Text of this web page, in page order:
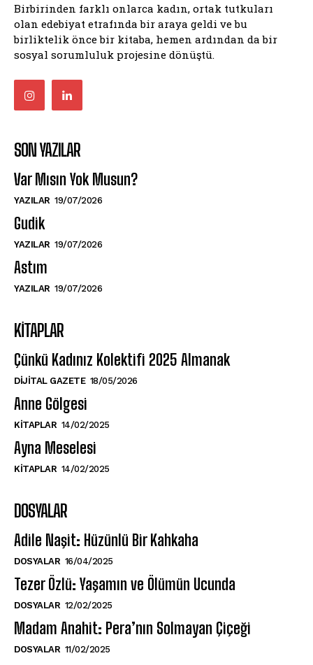
Birbirinden farklı onlarca kadın, ortak tutkuları
olan edebiyat etrafında bir araya geldi ve bu
birliktelik önce bir kitaba, hemen ardından da bir
sosyal sorumluluk projesine dönüştü.
SON YAZILAR
Var Mısın Yok Musun?
YAZILAR 19/07/2026
Gudik
YAZILAR 19/07/2026
Astım
YAZILAR 19/07/2026
KITAPLAR
Çünkü Kadınız Kolektifi 2025 Almanak
DIJITAL GAZETE 18/05/2026
Anne Gölgesi
KITAPLAR 14/02/2025
Ayna Meselesi
KITAPLAR 14/02/2025
DOSYALAR
Adile Naşit: Hüzünlü Bir Kahkaha
DOSYALAR 16/04/2025
Tezer Özlü: Yaşamın ve Ölümün Ucunda
DOSYALAR 12/02/2025
Madam Anahit: Pera’nın Solmayan Çiçeği
DOSYALAR 11/02/2025